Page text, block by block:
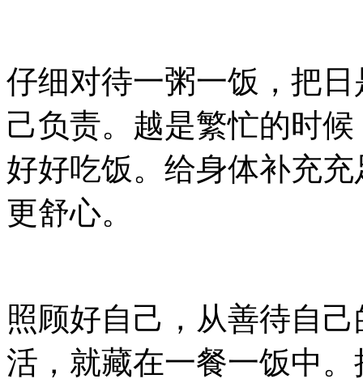
仔细对待一粥一饭，把
己负责。越是繁忙的时
好好吃饭。给身体补充
更舒心。
照顾好自己，从善待自
活，就藏在一餐一饭中